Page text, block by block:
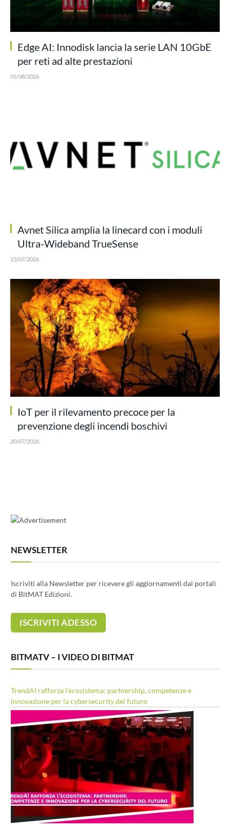
Edge AI: Innodisk lancia la serie LAN 10GbE
per reti ad alte prestazioni
05/08/2026
Avnet Silica amplia la linecard con i moduli
Ultra-Wideband TrueSense
23/07/2026
IoT per il rilevamento precoce per la
prevenzione degli incendi boschivi
20/07/2026
NEWSLETTER
Iscriviti alla Newsletter per ricevere gli aggiornamenti dai portali
di BitMAT Edizioni.
BITMATV – I VIDEO DI BITMAT
TrendAI rafforza l’ecosistema: partnership, competenze e
innovazione per la cybersecurity del futuro